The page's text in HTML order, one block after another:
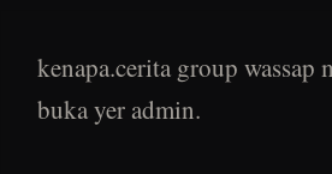
kenapa.cerita group wassap
buka yer admin.